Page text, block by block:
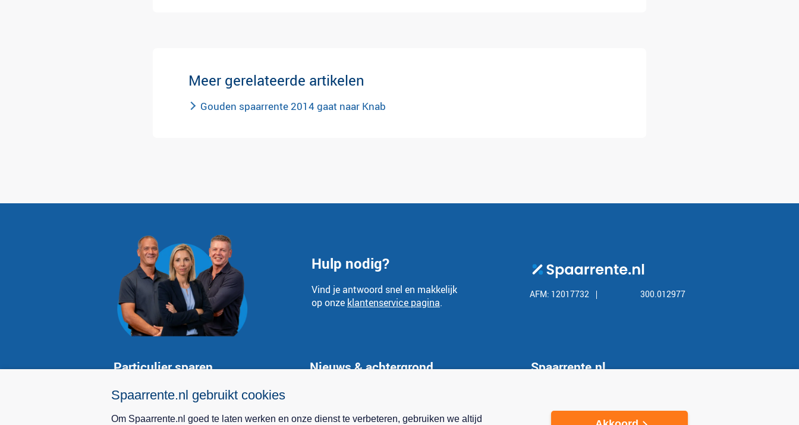
Meer gerelateerde artikelen
Gouden spaarrente 2014 gaat naar Knab
Hulp nodig?
Vind je antwoord snel en makkelijk
op onze klantenservice pagina.
AFM: 12017732 300.012977
Particulier sparen
Hoogste spaarrente
Nieuws & achtergrond Spaarrente.nl
Privacy
Spaarrente.nl gebruikt cookies
Om Spaarrente.nl goed te laten werken en onze dienst te verbeteren, gebruiken we altijd